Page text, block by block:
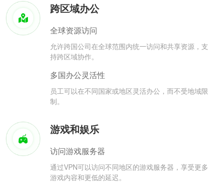
跨区域办公
全球资源访问
允许跨国公司在全球范围内统一访问和共享资源，支
持跨区域协作。
多国办公灵活性
员工可以在不同国家或地区灵活办公，而不受地域限
制。
游戏和娱乐
访问游戏服务器
通过VPN可以访问不同地区的游戏服务器，享受更多
游戏内容和更低的延迟。